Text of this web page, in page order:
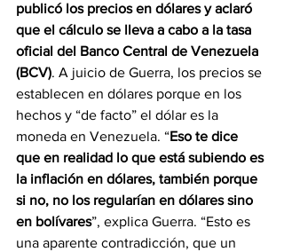
publicó los precios en dólares y aclaró
que el cálculo se lleva a cabo a la tasa
oficial del Banco Central de Venezuela
(BCV). A juicio de Guerra, los precios se
establecen en dólares porque en los
hechos y “de facto” el dólar es la
moneda en Venezuela. “Eso te dice
que en realidad lo que está subiendo es
la inflación en dólares, también porque
si no, no los regularían en dólares sino
en bolívares”, explica Guerra. “Esto es
una aparente contradicción, que un